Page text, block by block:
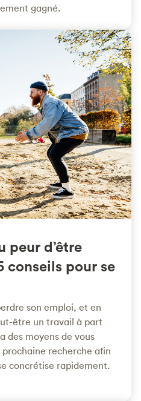
gagné.
peur d’être
conseils pour se
son emploi, et en
être un travail à part
des moyens de vous
recherche afin
concrétise rapidement.